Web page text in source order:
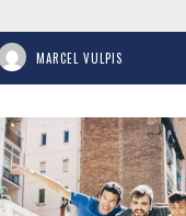
MARCEL VULPIS